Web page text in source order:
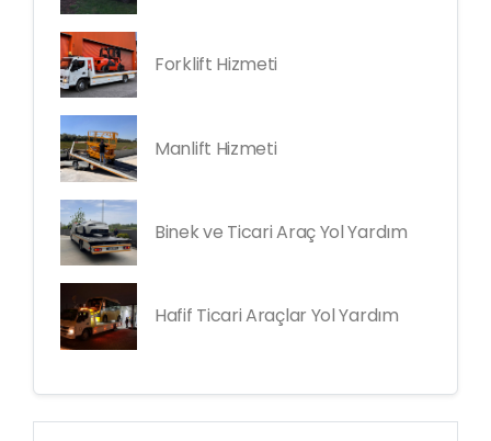
Forklift Hizmeti
Manlift Hizmeti
Binek ve Ticari Araç Yol Yardım
Hafif Ticari Araçlar Yol Yardım